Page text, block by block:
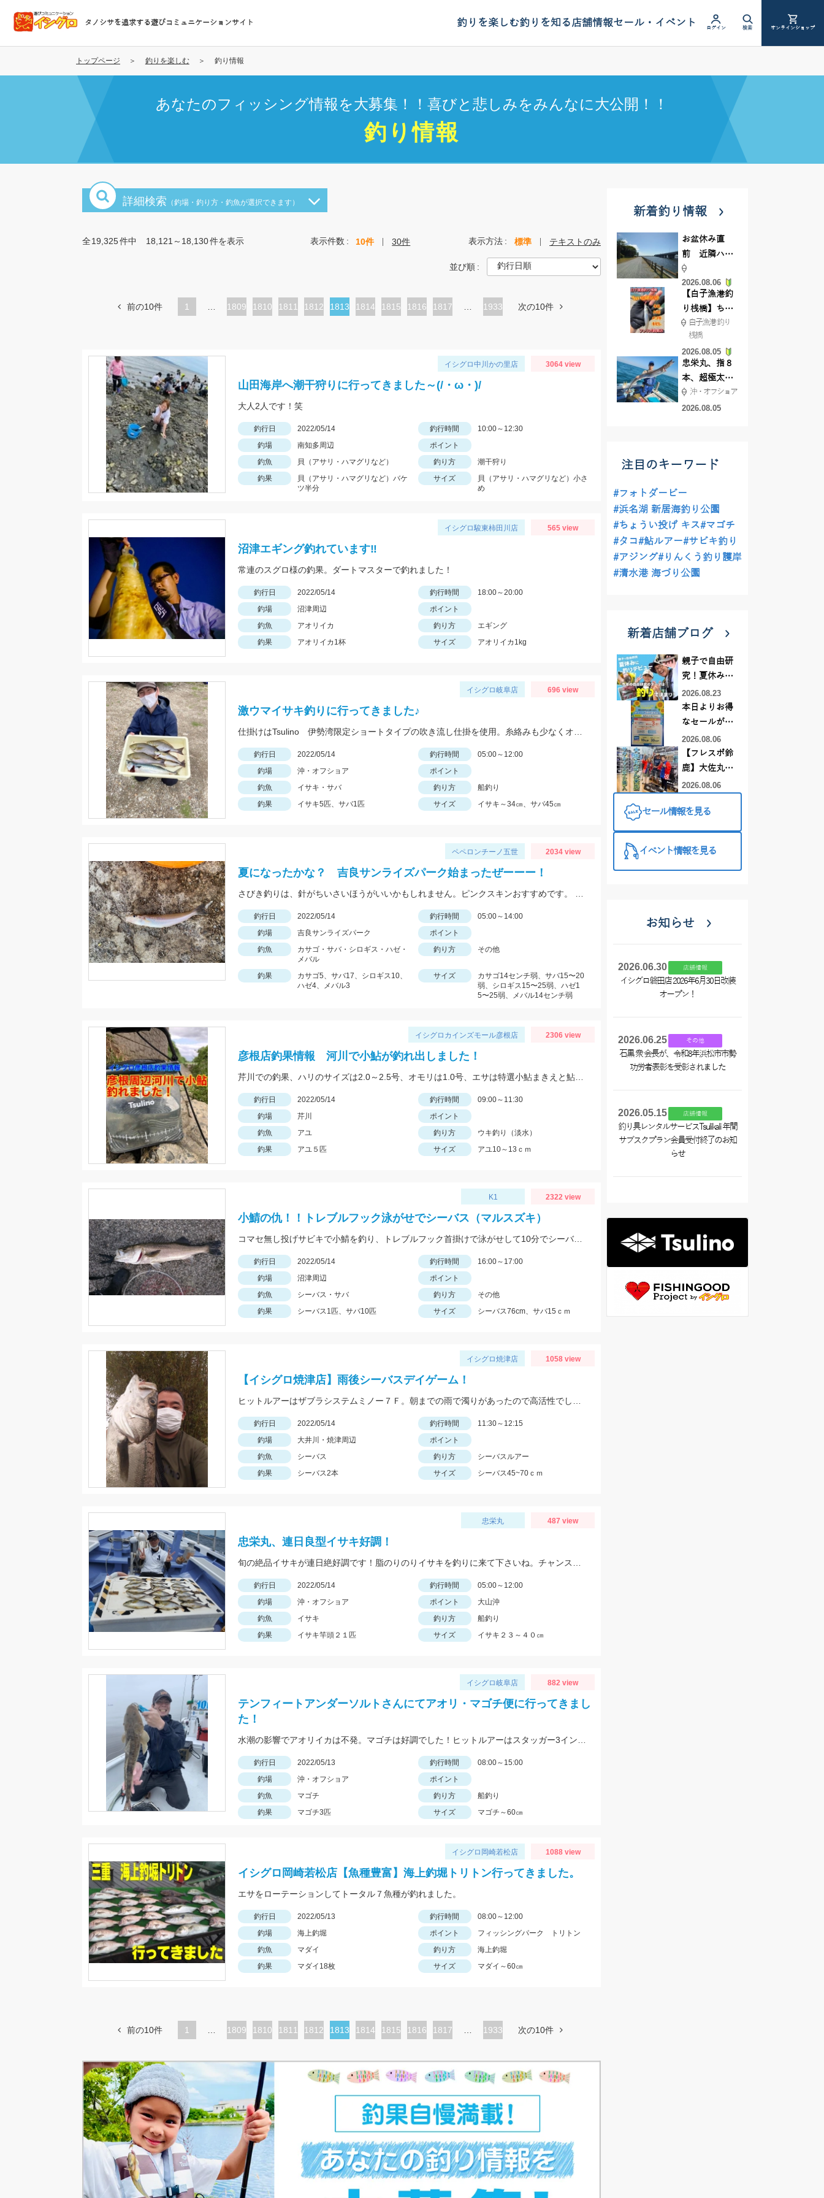
コ
テ
タノシサを追求する遊びコミュニケーションサイト 釣りを楽しむ釣りを知る店舗情報セール・イベント ログイン 検索 オンラインショップ
トップページ 釣りを楽しむ 釣り情報
あなたのフィッシング情報を大募集！！喜びと悲しみをみんなに大公開！！
釣り情報
詳細検索 （釣場・釣り方・釣魚が選択できます）
全19,325件中 18,121～18,130件を表示 表示件数 10件 30件 表示方法 標準 テキストのみ
並び順
前の10件 1
ペ
1809
ペ
1810
ペ
1811
ペ
1812
カ
ペ
1813
ペ
1814
ペ
1815
ペ
1816
ペ
1817 1933 次の10件
イシグロ中川かの里店 3064 view
山田海岸へ潮干狩りに行ってきました～(/・ω・)/
大人2人です！笑
釣行日 2022/05/14 釣行時間
10:00～12:30
釣場
南知多周辺
ポイント
釣魚
貝（アサリ・ハマグリなど） 釣り方
潮干狩り
釣果
貝（アサリ・ハマグリなど）バケ
ツ半分
サイズ
貝（アサリ・ハマグリなど）小さ
め
イシグロ駿東柿田川店 565 view
沼津エギング釣れています‼
常連のスグロ様の釣果。ダートマスターで釣れました！
釣行日 2022/05/14 釣行時間
18:00～20:00
釣場
沼津周辺
ポイント
釣魚
アオリイカ 釣り方
エギング
釣果
アオリイカ1杯 サイズ アオリイカ1kg
イシグロ岐阜店 696 view
激ウマイサキ釣りに行ってきました♪
釣行日 2022/05/14 釣行時間
05:00～12:00
釣場
沖・オフショア
ポイント
釣魚
イサキ・サバ 釣り方
船釣り
釣果
イサキ5匹、サバ1匹 サイズ イサキ～34㎝、サバ45㎝
ペペロンチーノ五世 2034 view
夏になったかな？ 吉良サンライズパーク始まったぜーーー！
釣行日 2022/05/14 釣行時間
05:00～14:00
釣場
吉良サンライズパーク
ポイント
釣魚
カサゴ・サバ・シロギス・ハゼ・
メバル
釣り方 その他
釣果
カサゴ5、サバ17、シロギス10、
ハゼ4、メバル3
サイズ
カサゴ14センチ弱、サバ15〜20
弱、シロギス15〜25弱、ハゼ1
5〜25弱、メバル14センチ弱
イシグロカインズモール彦根店 2306 view
彦根店釣果情報 河川で小鮎が釣れ出しました！
釣行日 2022/05/14 釣行時間
09:00～11:30
釣場
芹川
ポイント
釣魚
アユ 釣り方
ウキ釣り（淡水）
釣果
アユ５匹 サイズ アユ10～13ｃｍ
K1 2322 view
小鯖の仇！！トレブルフック泳がせでシーバス（マルスズキ）
コマセ無し投げサビキで小鯖を釣り、トレブルフック首掛けで泳がせして10分でシーバスヒット。
釣行日 2022/05/14 釣行時間
16:00～17:00
釣場
沼津周辺
ポイント
釣魚
シーバス・サバ 釣り方
その他
釣果
シーバス1匹、サバ10匹 サイズ シーバス76cm、サバ15ｃｍ
イシグロ焼津店 1058 view
【イシグロ焼津店】雨後シーバスデイゲーム！
釣行日 2022/05/14 釣行時間
11:30～12:15
釣場
大井川・焼津周辺
ポイント
釣魚
シーバス 釣り方
シーバスルアー
釣果
シーバス2本 サイズ シーバス45~70ｃｍ
忠栄丸 487 view
忠栄丸、連日良型イサキ好調！
釣行日 2022/05/14 釣行時間
05:00～12:00
釣場
沖・オフショア ポイント
大山沖
釣魚
イサキ 釣り方
船釣り
釣果
イサキ竿頭２１匹 サイズ イサキ２３～４０㎝
イシグロ岐阜店 882 view
テンフィートアンダーソルトさんにてアオリ・マゴチ便に行ってきまし
た！
釣行日 2022/05/13 釣行時間
08:00～15:00
釣場
沖・オフショア
ポイント
釣魚
マゴチ 釣り方
船釣り
釣果
マゴチ3匹 サイズ マゴチ～60㎝
イシグロ岡崎若松店 1088 view
イシグロ岡崎若松店【魚種豊富】海上釣堀トリトン行ってきました。
エサをローテーションしてトータル７魚種が釣れました。
釣行日 2022/05/13 釣行時間
08:00～12:00
釣場
海上釣堀 ポイント
フィッシングパーク トリトン
釣魚
マダイ 釣り方
海上釣堀
釣果
マダイ18枚 サイズ マダイ～60㎝
前の10件 1
ペ
1809
ペ
ジ
1810
ペ
1811
ペ
1812
カ
ト
ジ
1813
ペ
1814
ペ
1815
ペ
1816
ペ
1817 1933 次の10件
新着釣り情報
お盆休み直
前 近隣ハゼ
釣り場調査し
てきました
2026.08.06
【白子漁港釣
り桟橋】ちょ
い投げ釣りが
絶好調!キスや
ハゼが簡単に
釣れますよ💛
白子漁港 釣り
桟橋
2026.08.05
忠栄丸、指８
本、超極太ド
ラゴン登場！
沖・オフショア
2026.08.05
注目のキーワード
#フォトダービー
#浜名湖 新居海釣り公園
#ちょうい投げ キス#マゴチ
#タコ#鮎ルアー#サビキ釣り
#アジング#りんくう釣り護岸
#清水港 海づり公園
新着店舗ブログ
親子で自由研
究！夏休みに
釣りデビュー
2026.08.23
本日よりお得
なセールがス
タート!!
2026.08.06
【フレスポ鈴
鹿】大佐丸様
来店☆サワラ
グ竿ツリノ購
2026.08.06
セール情報を見る
イベント情報を見る
お知らせ
2026.06.30 店舗情報
イシグロ磐田店 2026年6月30日改装
オープン！
2026.06.25 その他
石黒 衆 会長が、令和8年浜松市市勢
功労者表彰を受彰されました
2026.05.15 店舗情報
釣り具レンタルサービスTsulikali 年間
サブスクプラン会員受付終了のお知
らせ